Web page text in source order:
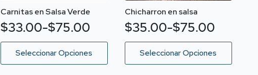
Carnitas en Salsa Verde
$33.00-$75.00
Rango
precios:
Seleccionar Opciones
Este
producto
Chicharron en salsa
$35.00-$75.00
Rango
precios:
Seleccionar Opciones
Este
producto